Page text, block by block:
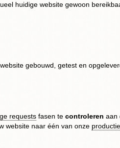
huidige website gewoon
gebouwd, getest en
requestsfasen te controleren aan
website naar één van onze